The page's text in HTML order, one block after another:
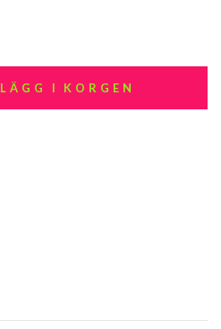
LÄGG I KORGEN